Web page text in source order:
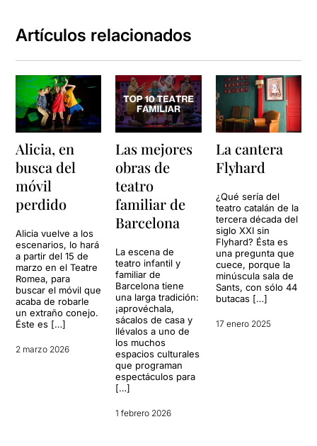
Artículos relacionados
Alicia, en
busca del
móvil
perdido
Alicia vuelve a los
escenarios, lo hará
a partir del 15 de
marzo en el Teatre
Romea, para
buscar el móvil que
acaba de robarle
un extraño conejo.
Éste es […]
2 marzo 2026
Las mejores
obras de
teatro
familiar de
Barcelona
La escena de
teatro infantil y
familiar de
Barcelona tiene
una larga tradición:
¡aprovéchala,
sácalos de casa y
llévalos a uno de
los muchos
espacios culturales
que programan
espectáculos para
[…]
1 febrero 2026
La cantera
Flyhard
¿Qué sería del
teatro catalán de la
tercera década del
siglo XXI sin
Flyhard? Ésta es
una pregunta que
cuece, porque la
minúscula sala de
Sants, con sólo 44
butacas […]
17 enero 2025